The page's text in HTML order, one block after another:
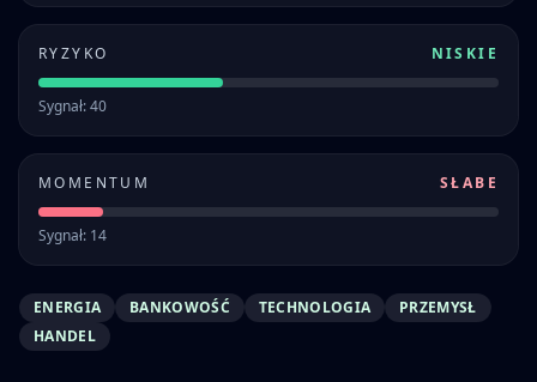
RYZYKO NISKIE
Sygnał: 40
MOMENTUM SŁABE
Sygnał: 14
ENERGIA BANKOWOŚĆ TECHNOLOGIA
PRZEMYSŁ
HANDEL